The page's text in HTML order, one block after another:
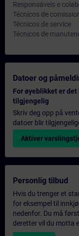
Responsáveis e
Técnicos de
Técnicos de service
Técnicos de
Datoer og
For øyeblikket er
tilgjengelig
Skriv deg opp på
datoer blir
Aktiver
Personlig tilbud
Hvis du trenger et
for eksempel til
nedenfor. Du må
deretter vil du motta